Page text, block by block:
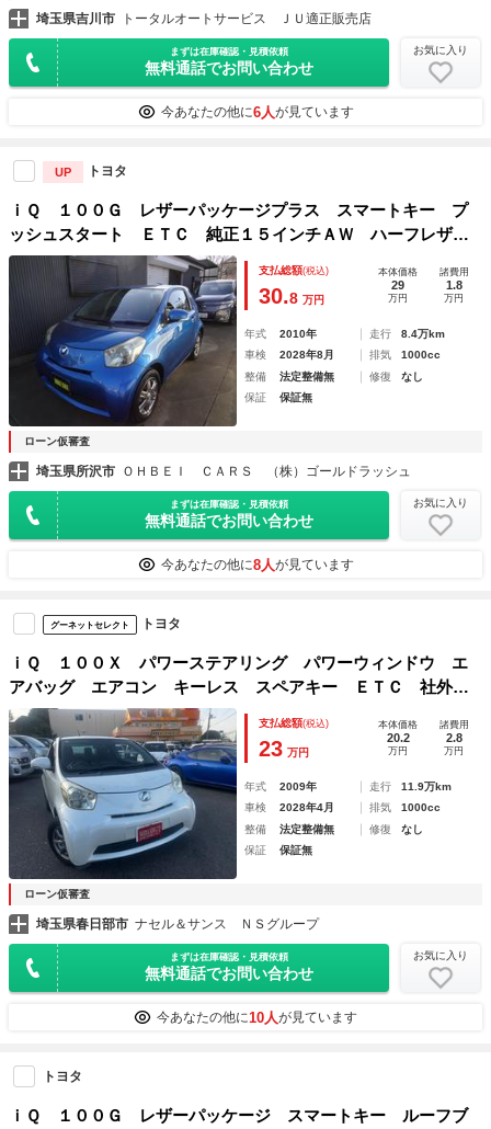
埼玉県吉川市 トータルオートサービス ＪＵ適正販売店
まずは在庫確認・見積依頼
無料通話でお問い合わせ
お気に入り
今あなたの他に6人が見ています
UP トヨタ
ｉＱ １００Ｇ レザーパッケージプラス スマートキー プ
ッシュスタート ＥＴＣ 純正１５インチＡＷ ハーフレザー
シート ４人乗り
支払総額(税込)
30.8 万円
本体価格
29
万円
諸費用
1.8
万円
年式 2010年 走行
8.4万km
車検
2028年8月 排気
1000cc
整備
法定整備無 修復
なし
保証
保証無
ローン仮審査
埼玉県所沢市 ＯＨＢＥＩ ＣＡＲＳ （株）ゴールドラッシュ
まずは在庫確認・見積依頼
無料通話でお問い合わせ
お気に入り
今あなたの他に8人が見ています
グーネットセレクト トヨタ
ｉＱ １００Ｘ パワーステアリング パワーウィンドウ エ
アバッグ エアコン キーレス スペアキー ＥＴＣ 社外Ａ
Ｗ メンテナンスノート
支払総額(税込)
23 万円
本体価格
20.2
万円
諸費用
2.8
万円
年式 2009年 走行
11.9万km
車検
2028年4月 排気
1000cc
整備
法定整備無 修復
なし
保証
保証無
ローン仮審査
埼玉県春日部市 ナセル＆サンス ＮＳグループ
まずは在庫確認・見積依頼
無料通話でお問い合わせ
お気に入り
今あなたの他に10人が見ています
トヨタ
ｉＱ １００Ｇ レザーパッケージ スマートキー ルーフブ